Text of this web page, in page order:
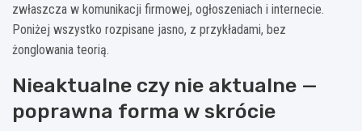
zwłaszcza w komunikacji firmowej, ogłoszeniach i internecie.
Poniżej wszystko rozpisane jasno, z przykładami, bez
żonglowania teorią.
Nieaktualne czy nie aktualne —
poprawna forma w skrócie